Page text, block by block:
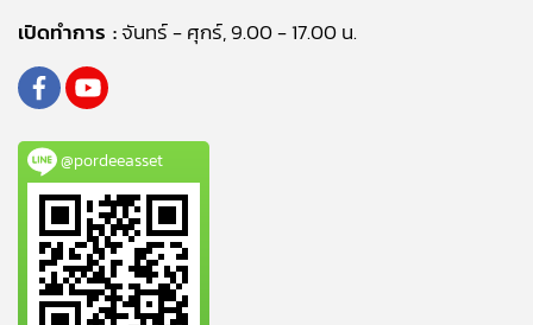
เปิดทำการ :จันทร์ - ศุกร์, 9.00 - 17.00 น.
@pordeeasset